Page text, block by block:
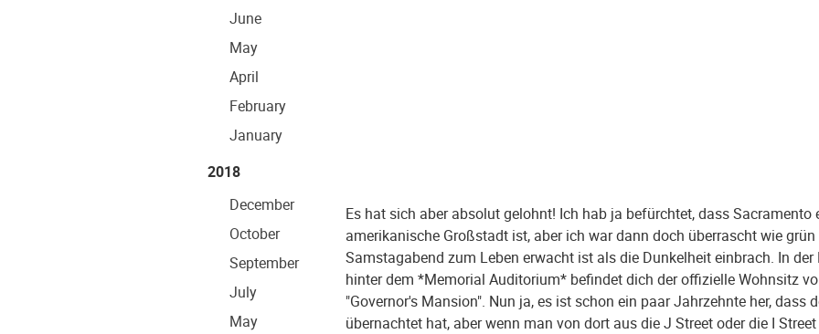
June
May
April
February
January
2018
December
October
September
July
May
Es hat sich aber absolut gelohnt! Ich hab ja befürchtet, dass Sacramento
amerikanische Großstadt ist, aber ich war dann doch überrascht wie
Samstagabend zum Leben erwacht ist als die Dunkelheit einbrach. In
hinter dem *Memorial Auditorium* befindet dich der offizielle Wohnsitz
"Governor's Mansion". Nun ja, es ist schon ein paar Jahrzehnte her, dass
übernachtet hat, aber wenn man von dort aus die J Street oder die I